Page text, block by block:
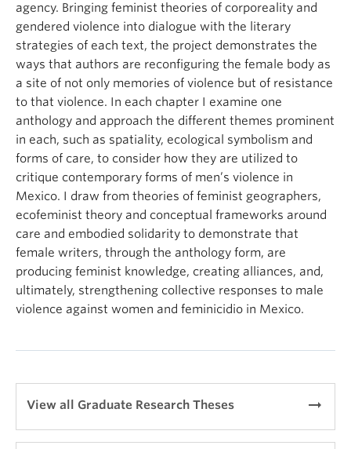
agency. Bringing feminist theories of corporeality and
gendered violence into dialogue with the literary
strategies of each text, the project demonstrates the
ways that authors are reconfiguring the female body as
a site of not only memories of violence but of resistance
to that violence. In each chapter I examine one
anthology and approach the different themes prominent
in each, such as spatiality, ecological symbolism and
forms of care, to consider how they are utilized to
critique contemporary forms of men’s violence in
Mexico. I draw from theories of feminist geographers,
ecofeminist theory and conceptual frameworks around
care and embodied solidarity to demonstrate that
female writers, through the anthology form, are
producing feminist knowledge, creating alliances, and,
ultimately, strengthening collective responses to male
violence against women and feminicidio in Mexico.
View all Graduate Research Theses arrow_right_alt